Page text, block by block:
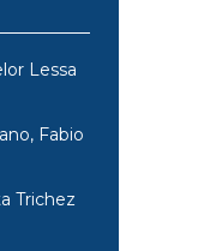
Lessa
Fabio
Trichez